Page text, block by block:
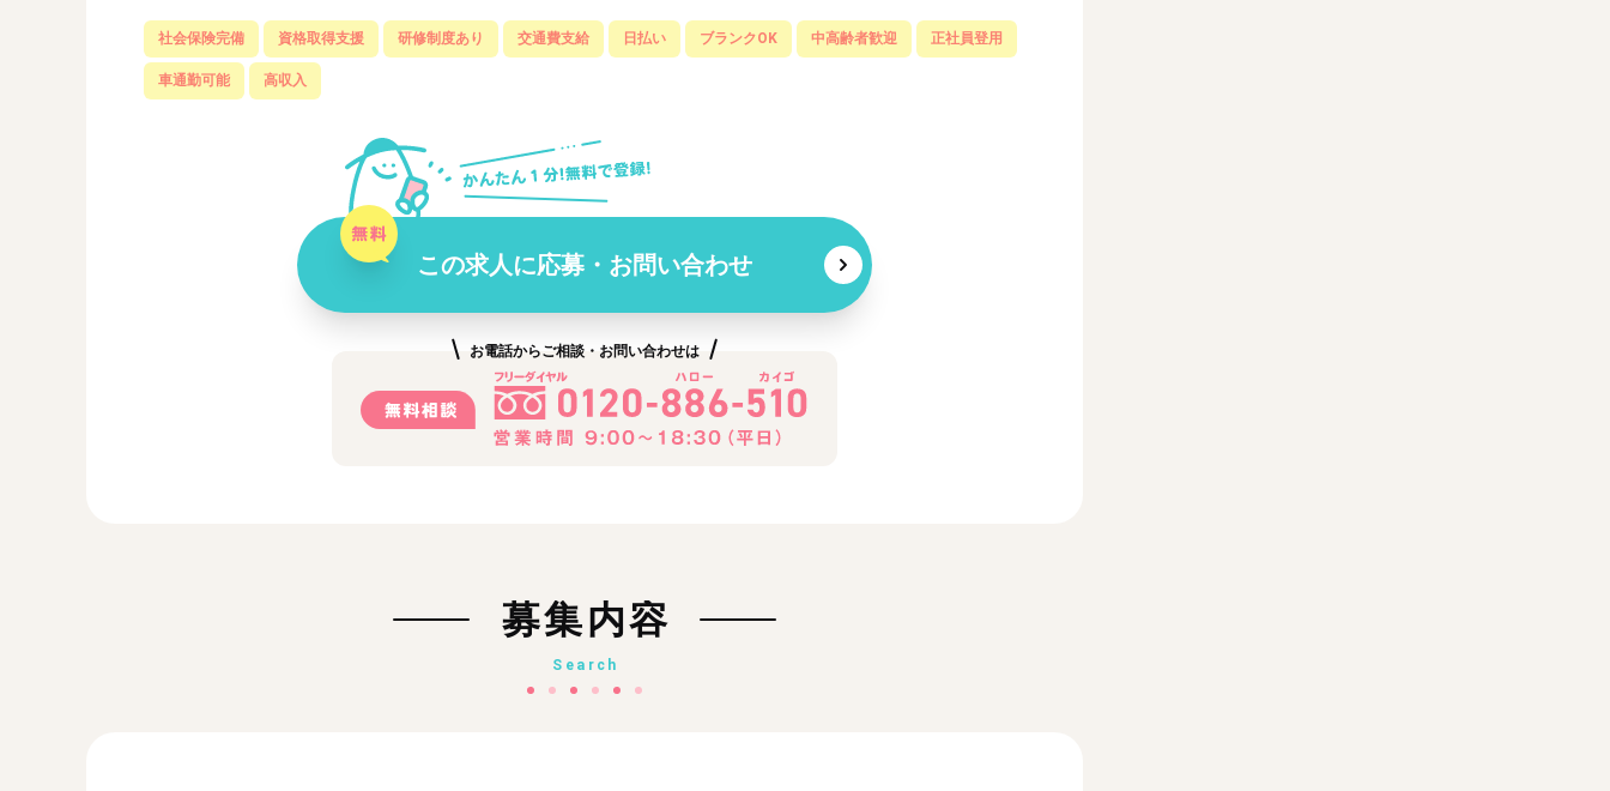
社会保険完備 資格取得支援 研修制度あり 交通費支給 日払い ブランクOK 中高齢者歓迎 正社員登用
車通勤可能 高収入
この求人に応募・お問い合わせ
お電話からご相談・お問い合わせは
募集内容
Search